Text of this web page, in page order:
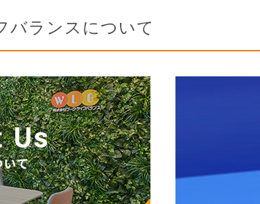
バランスについて